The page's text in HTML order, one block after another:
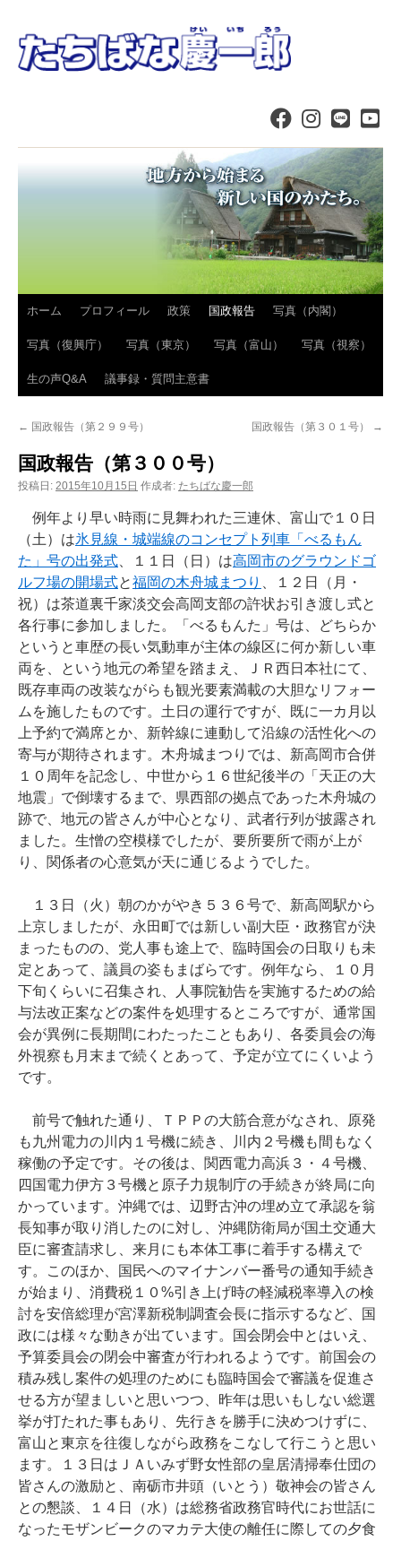
コ
ン
テ
へ
ス
キ
ッ
プ
ホーム プロフィール 政策 国政報告 写真（内閣）
写真（復興庁） 写真（東京） 写真（富山） 写真（視察）
生の声Q&A 議事録・質問主意書
← 国政報告（第２９９号） 国政報告（第３０１号） →
国政報告（第３００号）
投稿日: 2015年10月15日 作成者: たちばな慶一郎
例年より早い時雨に見舞われた三連休、富山で１０日
（土）は氷見線・城端線のコンセプト列車「べるもん
た」号の出発式 、１１日（日）は高岡市のグラウンドゴ
ルフ場の開場式と福岡の木舟城まつり
、１２日（月・
祝）は茶道裏千家淡交会高岡支部の許状お引き渡し式と
各行事に参加しました。「べるもんた」号は、どちらか
というと車歴の長い気動車が主体の線区に何か新しい車
両を、という地元の希望を踏まえ、ＪＲ西日本社にて、
既存車両の改装ながらも観光要素満載の大胆なリフォー
ムを施したものです。土日の運行ですが、既に一カ月以
上予約で満席とか、新幹線に連動して沿線の活性化への
寄与が期待されます。木舟城まつりでは、新高岡市合併
１０周年を記念し、中世から１６世紀後半の「天正の大
地震」で倒壊するまで、県西部の拠点であった木舟城の
跡で、地元の皆さんが中心となり、武者行列が披露され
ました。生憎の空模様でしたが、要所要所で雨が上が
り、関係者の心意気が天に通じるようでした。
１３日（火）朝のかがやき５３６号で、新高岡駅から
上京しましたが、永田町では新しい副大臣・政務官が決
まったものの、党人事も途上で、臨時国会の日取りも未
定とあって、議員の姿もまばらです。例年なら、１０月
下旬くらいに召集され、人事院勧告を実施するための給
与法改正案などの案件を処理するところですが、通常国
会が異例に長期間にわたったこともあり、各委員会の海
外視察も月末まで続くとあって、予定が立てにくいよう
です。
前号で触れた通り、ＴＰＰの大筋合意がなされ、原発
も九州電力の川内１号機に続き、川内２号機も間もなく
稼働の予定です。その後は、関西電力高浜３・４号機、
四国電力伊方３号機と原子力規制庁の手続きが終局に向
かっています。沖縄では、辺野古沖の埋め立て承認を翁
長知事が取り消したのに対し、沖縄防衛局が国土交通大
臣に審査請求し、来月にも本体工事に着手する構えで
す。このほか、国民へのマイナンバー番号の通知手続き
が始まり、消費税１０%引き上げ時の軽減税率導入の検
討を安倍総理が宮澤新税制調査会長に指示するなど、国
政には様々な動きが出ています。国会閉会中とはいえ、
予算委員会の閉会中審査が行われるようです。前国会の
積み残し案件の処理のためにも臨時国会で審議を促進さ
せる方が望ましいと思いつつ、昨年は思いもしない総選
挙が打たれた事もあり、先行きを勝手に決めつけずに、
富山と東京を往復しながら政務をこなして行こうと思い
ます。１３日はＪＡいみず野女性部の皇居清掃奉仕団の
皆さんの激励と、南砺市井頭（いとう）敬神会の皆さん
との懇談、１４日（水）は総務省政務官時代にお世話に
なったモザンビークのマカテ大使の離任に際しての夕食